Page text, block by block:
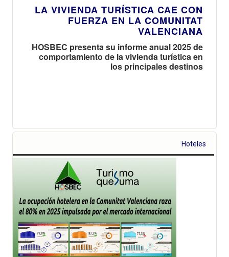
LA VIVIENDA TURÍSTICA CAE CON
FUERZA EN LA COMUNITAT
VALENCIANA
HOSBEC presenta su informe anual 2025 de
comportamiento de la vivienda turística en
los principales destinos
Hoteles